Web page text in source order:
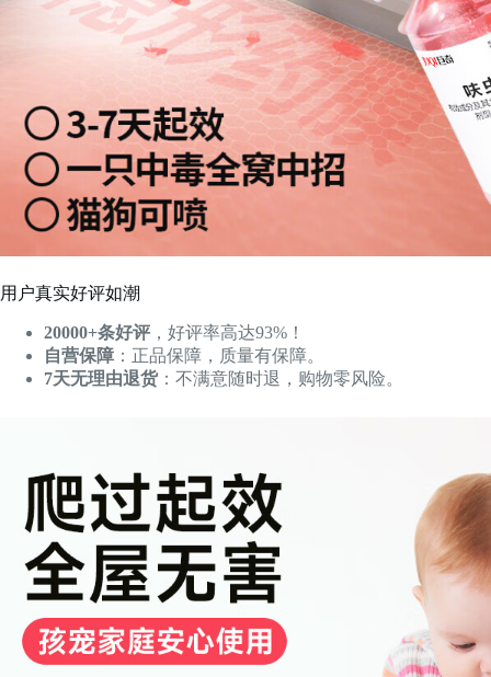
用户真实好评如潮
20000+条好评 ，好评率高达93%！
自营保障 ：正品保障，质量有保障。
7天无理由退货：不满意随时退，购物零风险。